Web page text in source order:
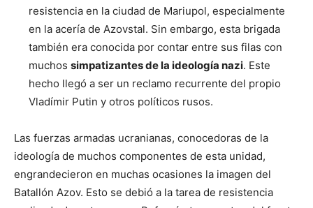
resistencia en la ciudad de Mariupol, especialmente
en la acería de Azovstal. Sin embargo, esta brigada
también era conocida por contar entre sus filas con
muchos simpatizantes de la ideología nazi. Este
hecho llegó a ser un reclamo recurrente del propio
Vladímir Putin y otros políticos rusos.
Las fuerzas armadas ucranianas, conocedoras de la
ideología de muchos componentes de esta unidad,
engrandecieron en muchas ocasiones la imagen del
Batallón Azov. Esto se debió a la tarea de resistencia